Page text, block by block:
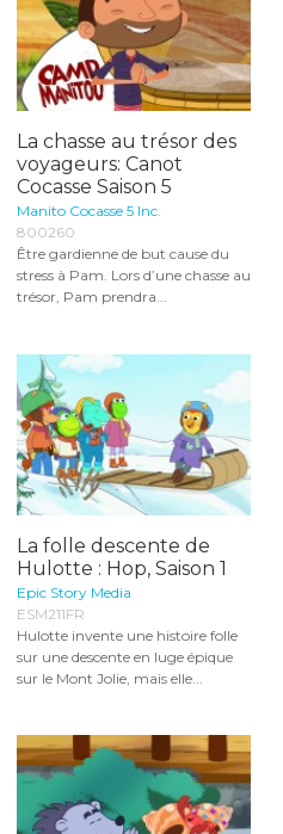
La chasse au trésor des
voyageurs: Canot
Cocasse Saison 5
Manito Cocasse 5 Inc.
800260
Être gardienne de but cause du
stress à Pam. Lors d’une chasse au
trésor, Pam prendra...
La folle descente de
Hulotte : Hop, Saison 1
Epic Story Media
ESM211FR
Hulotte invente une histoire folle
sur une descente en luge épique
sur le Mont Jolie, mais elle...